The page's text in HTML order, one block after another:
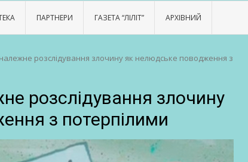
ПАРТНЕРИ ГАЗЕТА “ЛІЛІТ” АРХІВНИЙ
розслідування злочину як нелюдське поводження з
розслідування злочину
з потерпілими